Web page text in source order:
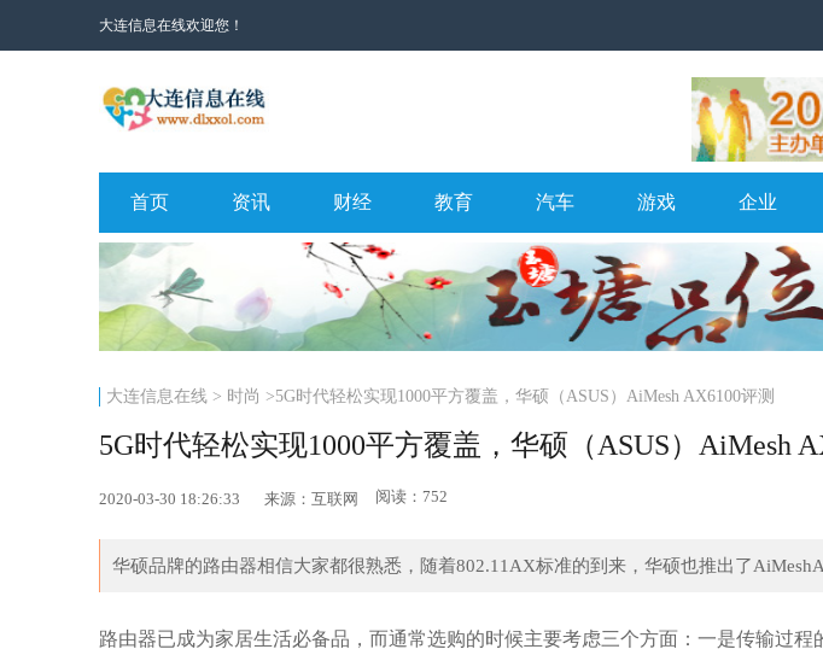
大连信息在线欢迎您！
首页 资讯 财经 教育 汽车 游戏 企业
大连信息在线> 时尚 >5G时代轻松实现1000平方覆盖，华硕（ASUS）AiMesh AX6100评测
5G时代轻松实现1000平方覆盖，华硕（ASUS）AiMesh
2020-03-30 18:26:33 来源：互联网 阅读：752
华硕品牌的路由器相信大家都很熟悉，随着802.11AX标准的到来，华硕也推出了
路由器已成为家居生活必备品，而通常选购的时候主要考虑三个方面：一是传输过
潮鞋 | 看烦杂乱的解构风，我选择简约精 Adidas服装如何分别真假 阿迪达斯服